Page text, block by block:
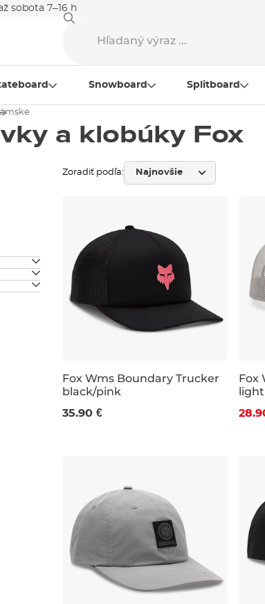
sobota 7–16 h
Snowboard Splitboard
a klobúky Fox
Zoradiť podľa:
Fox Wms Boundary Trucker
black/pink
35.90 €
Fox